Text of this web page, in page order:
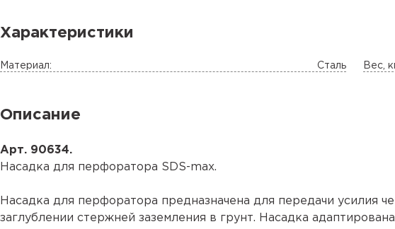
Характеристики
Материал: Сталь Вес,
Описание
Арт. 90634.
Насадка для перфоратора SDS-max.
Насадка для перфоратора предназначена для передачи усилия
заглублении стержней заземления в грунт. Насадка